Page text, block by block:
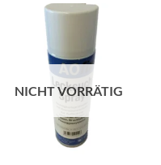
NICHT VORRÄTIG